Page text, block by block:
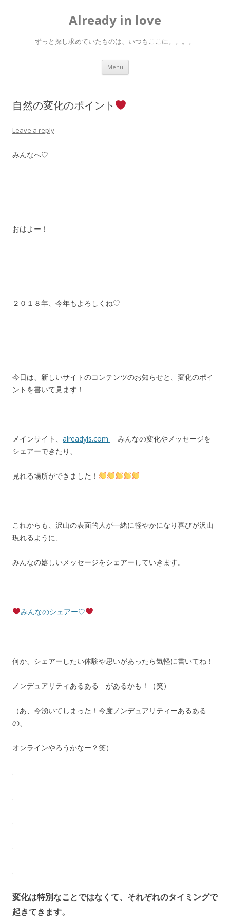
Already in love
ずっと探し求めていたものは、いつもここに。。。。
Menu Skip
content
自然の変化のポイント
Leave a reply
みんなへ♡
おはよー！
２０１８年、今年もよろしくね♡
今日は、新しいサイトのコンテンツのお知らせと、変化のポイ
ントを書いて見ます！
メインサイト、 alreadyis.com
みんなの変化やメッセージを
シェアーできたり、
見れる場所ができました！
これからも、沢山の表面的人が一緒に軽やかになり喜びが沢山
現れるように、
みんなの嬉しいメッセージをシェアーしていきます。
みんなのシェアー♡
何か、シェアーしたい体験や思いがあったら気軽に書いてね！
ノンデュアリティあるある があるかも！（笑）
（あ、今湧いてしまった！今度ノンデュアリティーあるある
の、
オンラインやろうかなー？笑）
.
.
.
.
.
変化は特別なことではなくて、それぞれのタイミングで
起きてきます。